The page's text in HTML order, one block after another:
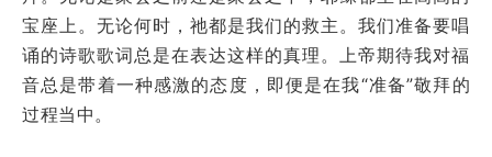
宝座上。无论何时，祂都是我们的救主。我们准备要唱
诵的诗歌歌词总是在表达这样的真理。上帝期待我对福
音总是带着一种感激的态度，即便是在我“准备”敬拜的
过程当中。